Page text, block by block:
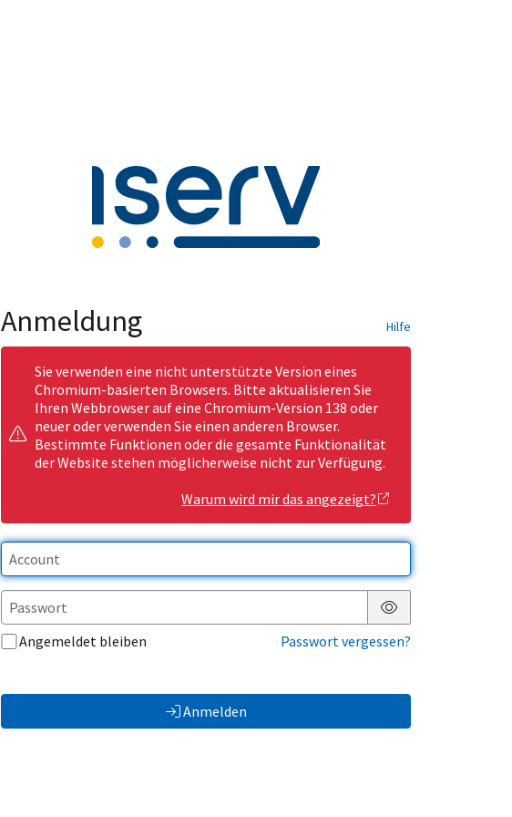
Anmeldung Hilfe
Sie verwenden eine nicht unterstützte Version eines
Chromium-basierten Browsers. Bitte aktualisieren Sie
Ihren Webbrowser auf eine Chromium-Version 138 oder
neuer oder verwenden Sie einen anderen Browser.
Bestimmte Funktionen oder die gesamte Funktionalität
der Website stehen möglicherweise nicht zur Verfügung.
Warum wird mir das angezeigt?
Passwort anzeigen
Angemeldet bleiben
Passwort vergessen?
Anmelden